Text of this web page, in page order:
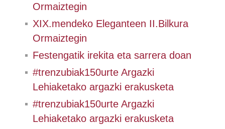
Ormaiztegin
XIX.mendeko Eleganteen II.Bilkura
Ormaiztegin
Festengatik irekita eta sarrera doan
#trenzubiak150urte Argazki
Lehiaketako argazki erakusketa
#trenzubiak150urte Argazki
Lehiaketako argazki erakusketa